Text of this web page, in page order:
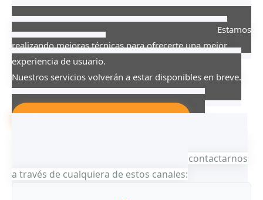
Sitio Web en Mantenimiento Estamos
realizando mejoras técnicas para ofrecerte una mejor
experiencia de usuario.
Nuestros servicios volverán a estar disponibles en breve.
está disponible para atenderte. Puedes contactarnos
a través de cualquiera de estos canales: